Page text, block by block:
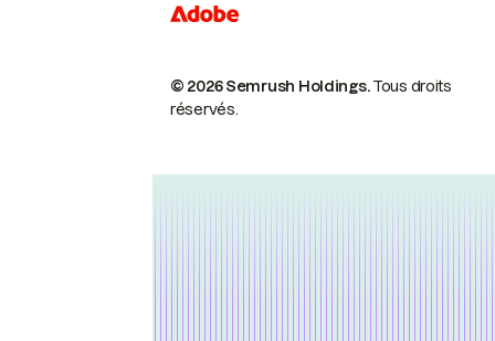
© 2026 Semrush Holdings.Tous droits
réservés.